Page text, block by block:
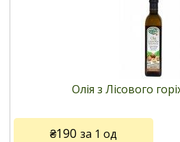
ТМ «Goccia D’oro»
ля чого використовують:для
застосування в народній медицині,
Тара:500 мл, пляшка (скло)
Олія з Лісового
₴190 за 1 од